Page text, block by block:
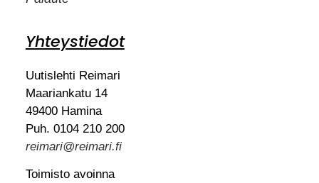
Yhteystiedot
Uutislehti Reimari
Maariankatu 14
49400 Hamina
Puh. 0104 210 200
reimari@reimari.fi
Toimisto avoinna